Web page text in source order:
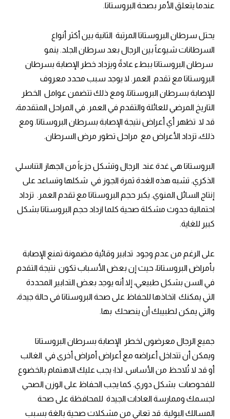
عندما يتعلق الأمر بصحة البروستاتا.
يحتل سرطان البروستاتا المرتبة الثانية بين أكثر أنواع
السرطانات شيوعاً بين الرجال بعد سرطان الجلد. ينمو
سرطان البروستاتا ببطء عادةً ويزداد خطر الإصابة بسرطان
البروستاتا مع تقدم العمر. لا يوجد سبب محدد معروف
للإصابة بسرطان البروستاتا، ومع ذلك تتضمن عوامل الخطر
التاريخ المرضي للعائلة والتقدم في العمر. في المراحل المتقدمة،
قد لا تظهر أي أعراض نتيجة الإصابة بسرطان البروستاتا. ومع
ذلك، تزداد الأعراض مع مراحل تطور مرض السرطان.
البروستاتا هي غدة عند الرجال وتشكل جزءاً من الجهاز التناسلي
الذكري. تشبه هذه الغدة ثمرة الجوز في شكلها وتساعد على
إنتاج السائل المنوي. يكبر حجم البروستاتا مع تقدم العمر. تزداد
احتمالية حدوث مشكلة صحية كلما ازداد حجم البروستاتا بشكل
كبير للغاية.
على الرغم من عدم وجود تدابير وقائية مضمونة تمنع الإصابة
بأمراض البروستاتا، حيث إن بعض الأسباب تكون نتيجة التقدم
في السن بشكل طبيعي، إلا أنه يوجد بعض التدابير المحددة
التي يمكنك اتخاذها للحفاظ على صحة البروستاتا في حالة جيدة،
والتي يمكن لطبيبك أن ينصحك بها.
جميع الرجال معرضون لخطر الإصابة بسرطان البروستاتا
ويمكن أن تتداخل أعراضه مع أعراض أمراض أخرى في الغالب
أو قد لا تُلاحظ من الأساس. لذا؛ يجب عليك الاهتمام بالخضوع
للفحوصات بشكل دوري. كما يجب الحفاظ على الوزن الصحي
لجسمك وممارسة العادات الجيدة للمحافظة على صحة
المسالك البولية. قد تعاني من مشكلات صحية بالغة بسبب